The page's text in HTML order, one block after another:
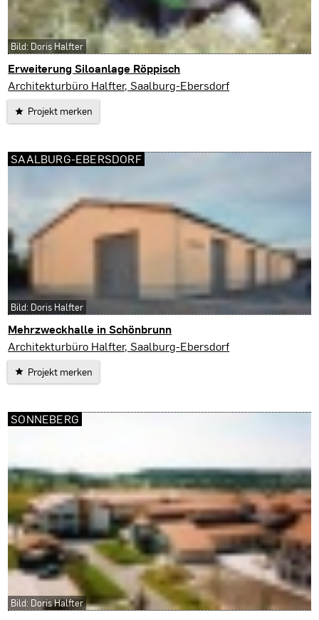
Erweiterung Siloanlage Röppisch
Saalburg-Ebersdorf
Architekturbüro Halfter, Saalburg-Ebersdorf
Projekt merken
Bild: Doris Halfter
Mehrzweckhalle in Schönbrunn
Saalburg-Ebersdorf
Architekturbüro Halfter, Saalburg-Ebersdorf
Projekt merken
SAALBURG-EBERSDORF
Bild: Doris Halfter
SONNEBERG
Bild: Doris Halfter